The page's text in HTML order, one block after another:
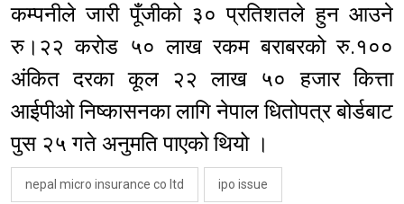
कम्पनीले जारी पूँजीको ३० प्रतिशतले हुन आउने
रु।२२ करोड ५० लाख रकम बराबरको रु.१००
अंकित दरका कूल २२ लाख ५० हजार कित्ता
आईपीओ निष्कासनका लागि नेपाल धितोपत्र बोर्डबाट
पुस २५ गते अनुमति पाएको थियो ।
nepal micro insurance co ltd ipo issue